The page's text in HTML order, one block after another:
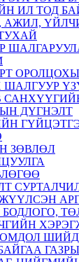
ИЛ ТОД
АЖИЛ,
ШАЛГУУР
ДҮГНЭЛТ
ЗӨВЛӨЛ